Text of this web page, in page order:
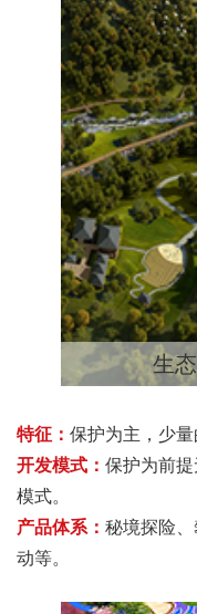
生
特征： 保护为主，少量
开发模式： 保护为前
模式。
产品体系： 秘境探险
动等。